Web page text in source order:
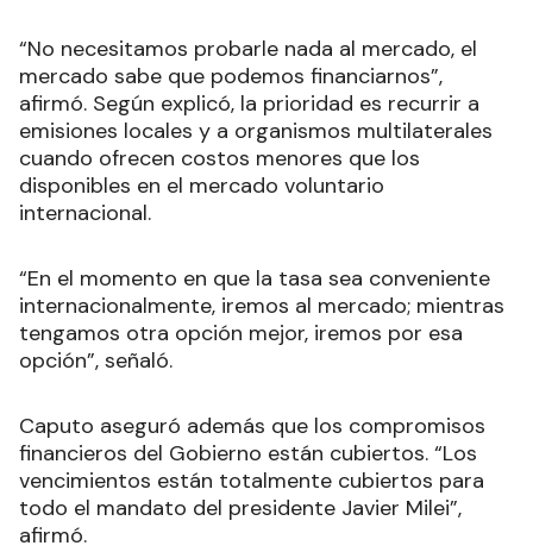
“No necesitamos probarle nada al mercado, el
mercado sabe que podemos financiarnos”,
afirmó. Según explicó, la prioridad es recurrir a
emisiones locales y a organismos multilaterales
cuando ofrecen costos menores que los
disponibles en el mercado voluntario
internacional.
“En el momento en que la tasa sea conveniente
internacionalmente, iremos al mercado; mientras
tengamos otra opción mejor, iremos por esa
opción”, señaló.
Caputo aseguró además que los compromisos
financieros del Gobierno están cubiertos. “Los
vencimientos están totalmente cubiertos para
todo el mandato del presidente Javier Milei”,
afirmó.